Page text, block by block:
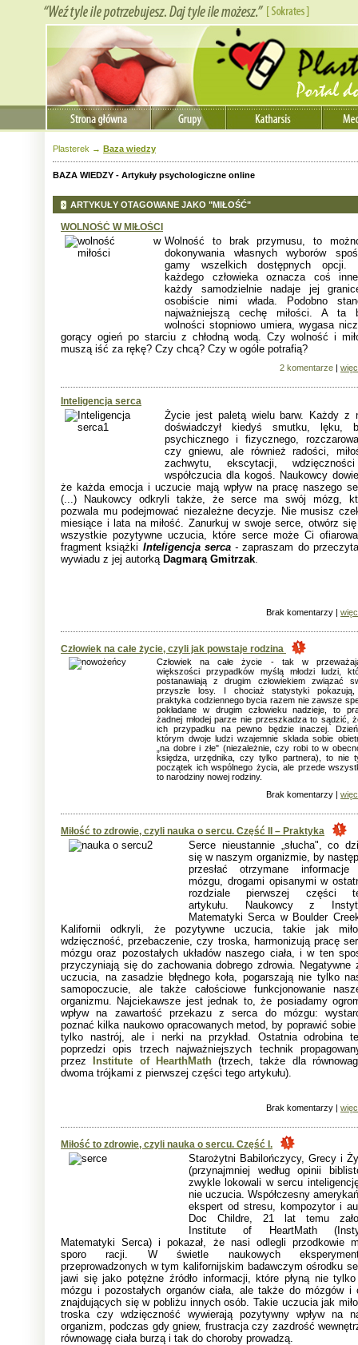
Plasterek → Baza wiedzy
BAZA WIEDZY - Artykuły psychologiczne online
ARTYKUŁY OTAGOWANE JAKO "MIŁOŚĆ"
WOLNOŚĆ W MIŁOŚCI
Wolność to brak przymusu, to
dokonywania własnych wyborów
gamy wszelkich dostępnych opcji.
każdego człowieka oznacza coś
każdy samodzielnie nadaje jej
osobiście nimi włada. Podobno
najważniejszą cechę miłości. A ta
wolności stopniowo umiera, wygasa
gorący ogień po starciu z chłodną wodą. Czy wolność i
muszą iść za rękę? Czy chcą? Czy w ogóle potrafią?
2 komentarze |
Inteligencja serca
Życie jest paletą wielu barw. Każdy z
doświadczył kiedyś smutku, lęku,
psychicznego i fizycznego,
czy gniewu, ale również radości,
zachwytu, ekscytacji,
współczucia dla kogoś. Naukowcy
że każda emocja i uczucie mają wpływ na pracę naszego
(...) Naukowcy odkryli także, że serce ma swój mózg,
pozwala mu podejmować niezależne decyzje. Nie musisz
miesiące i lata na miłość. Zanurkuj w swoje serce, otwórz
wszystkie pozytywne uczucia, które serce może Ci
fragment książki Inteligencja serca-zapraszam do
wywiadu z jej autorką Dagmarą Gmitrzak.
Brak komentarzy |
Człowiek na całe życie, czyli jak powstaje rodzina
Człowiek na całe życie - tak w
większości przypadków myślą młodzi ludzi,
postanawiają z drugim człowiekiem związać
przyszłe losy. I chociaż statystyki
praktyka codziennego bycia razem nie zawsze
pokładane w drugim człowieku nadzieje, to
żadnej młodej parze nie przeszkadza to sądzić,
ich przypadku na pewno będzie inaczej.
którym dwoje ludzi wzajemnie składa sobie
„na dobre i złe" (niezależnie, czy robi to w
księdza, urzędnika, czy tylko partnera), to nie
początek ich wspólnego życia, ale przede
to narodziny nowej rodziny.
Brak komentarzy |
Miłość to zdrowie, czyli nauka o sercu. Część II – Praktyka
Serce nieustannie „słucha", co
się w naszym organizmie, by
przesłać otrzymane informacje
mózgu, drogami opisanymi w
rozdziale pierwszej części
artykułu. Naukowcy z
Matematyki Serca w Boulder
Kalifornii odkryli, że pozytywne uczucia, takie jak
wdzięczność, przebaczenie, czy troska, harmonizują pracę
mózgu oraz pozostałych układów naszego ciała, i w ten
przyczyniają się do zachowania dobrego zdrowia. Negatywne
uczucia, na zasadzie błędnego koła, pogarszają nie tylko
samopoczucie, ale także całościowe funkcjonowanie
organizmu. Najciekawsze jest jednak to, że posiadamy
wpływ na zawartość przekazu z serca do mózgu:
poznać kilka naukowo opracowanych metod, by poprawić sobie
tylko nastrój, ale i nerki na przykład. Ostatnia odrobina
poprzedzi opis trzech najważniejszych technik
przez
Institute of HearthMath(trzech, także dla
dwoma trójkami z pierwszej części tego artykułu).
Brak komentarzy |
Miłość to zdrowie, czyli nauka o sercu. Część I.
Starożytni Babilończycy, Grecy i
(przynajmniej według opinii
zwykle lokowali w sercu
nie uczucia. Współczesny
ekspert od stresu, kompozytor i
Doc Childre, 21 lat temu
Institute of HeartMath
Matematyki Serca) i pokazał, że nasi odlegli przodkowie
sporo racji. W świetle naukowych
przeprowadzonych w tym kalifornijskim badawczym ośrodku
jawi się jako potężne źródło informacji, które płyną nie
mózgu i pozostałych organów ciała, ale także do mózgów i
znajdujących się w pobliżu innych osób. Takie uczucia jak
troska czy wdzięczność wywierają pozytywny wpływ na
organizm, podczas gdy gniew, frustracja czy zazdrość
równowagę ciała burzą i tak do choroby prowadzą.